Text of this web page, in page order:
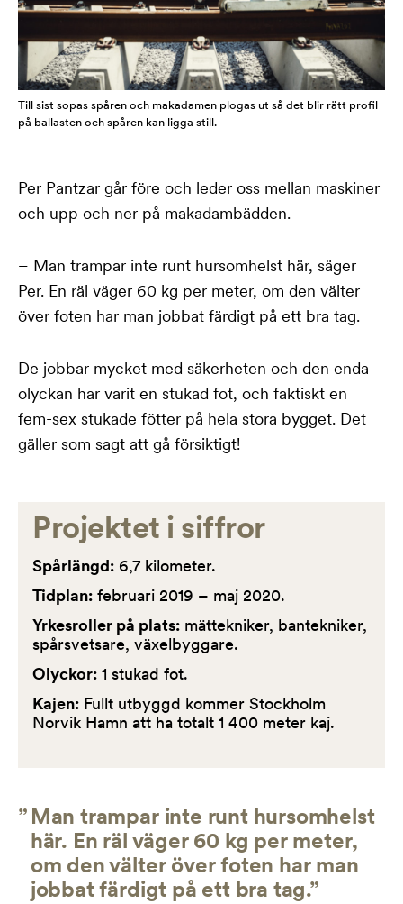
Till sist sopas spåren och makadamen plogas ut så det blir rätt profil
på ballasten och spåren kan ligga still.
Per Pantzar går före och leder oss mellan maskiner
och upp och ner på makadambädden.
– Man trampar inte runt hursomhelst här, säger
Per. En räl väger 60 kg per meter, om den välter
över foten har man jobbat färdigt på ett bra tag.
De jobbar mycket med säkerheten och den enda
olyckan har varit en stukad fot, och faktiskt en
fem-sex stukade fötter på hela stora bygget. Det
gäller som sagt att gå försiktigt!
Projektet i siffror
Spårlängd: 6,7 kilometer.
Tidplan: februari 2019 – maj 2020.
Yrkesroller på plats: mättekniker, bantekniker,
spårsvetsare, växelbyggare.
Olyckor: 1 stukad fot.
Kajen: Fullt utbyggd kommer Stockholm
Norvik Hamn att ha totalt 1 400 meter kaj.
”Man trampar inte runt hursomhelst
här. En räl väger 60 kg per meter,
om den välter över foten har man
jobbat färdigt på ett bra tag.”